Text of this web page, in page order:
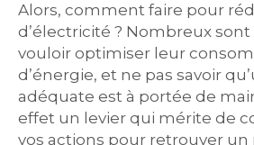
Alors, comment faire pour
d’électricité ? Nombreux
vouloir optimiser leur
d’énergie, et ne pas savoir
adéquate est à portée de
effet un levier qui mérite de
vos actions pour retrouver